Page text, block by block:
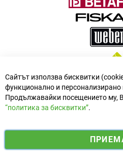
f
i
n
Електронен магазин
Сайтът използва бисквитки
функционално и
Продължавайки посещението му,
“политика за бисквитки”.